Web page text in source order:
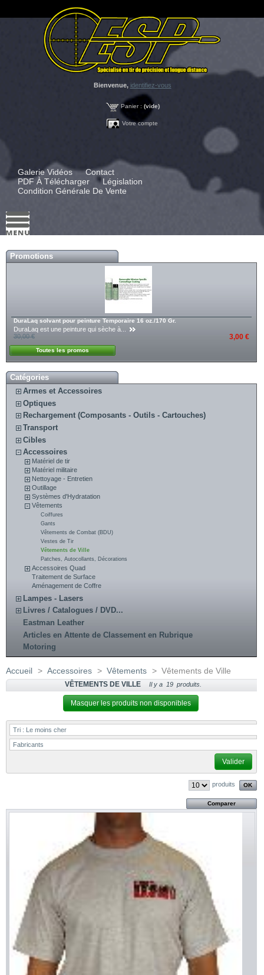
Bienvenue, identifiez-vous
Panier : (vide)
Votre compte
Galerie Vidéos
Contact
PDF À Télécharger
Législation
Condition Générale De Vente
Promotions
DuraLaq solvant pour peinture Temporaire 16 oz./170 Gr.
DuraLaq est une peinture qui sèche à...
30,00 €
3,00 €
Toutes les promos
Catégories
Armes et Accessoires
Optiques
Rechargement (Composants - Outils - Cartouches)
Transport
Cibles
Accessoires
Matériel de tir
Matériel militaire
Nettoyage - Entretien
Outillage
Systèmes d'Hydratation
Vêtements
Coiffures
Gants
Vêtements de Combat (BDU)
Vestes de Tir
Vêtements de Ville
Patches, Autocollants, Décorations
Accessoires Quad
Traitement de Surface
Aménagement de Coffre
Lampes - Lasers
Livres / Catalogues / DVD...
Eastman Leather
Articles en Attente de Classement en Rubrique
Motoring
Accueil > Accessoires > Vêtements > Vêtements de Ville
VÊTEMENTS DE VILLE Il y a 19 produits.
Masquer les produits non disponibles
Tri : Le moins cher
Fabricants
Valider
produits